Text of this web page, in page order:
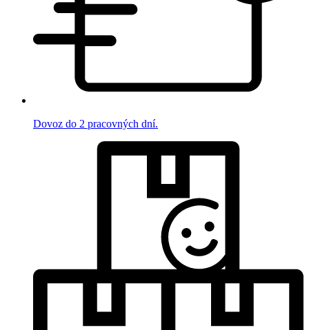
Dovoz do 2 pracovných dní.